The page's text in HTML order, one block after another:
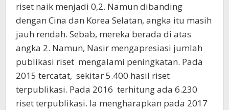
riset naik menjadi 0,2. Namun dibanding
dengan Cina dan Korea Selatan, angka itu masih
jauh rendah. Sebab, mereka berada di atas
angka 2. Namun, Nasir mengapresiasi jumlah
publikasi riset mengalami peningkatan. Pada
2015 tercatat, sekitar 5.400 hasil riset
terpublikasi. Pada 2016 terhitung ada 6.230
riset terpublikasi. Ia mengharapkan pada 2017